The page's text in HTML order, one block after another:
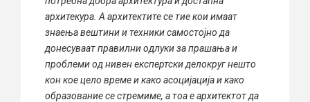
архитекура. А архитектите се тие кои имаат
знаења вештини и техники самостојно да
донесуваат правилни одлуки за прашања и
проблеми од нивен експертски делокруг нешто
кон кое цело време и како асоцијација и како
образование се стремиме, а тоа е архитектот да